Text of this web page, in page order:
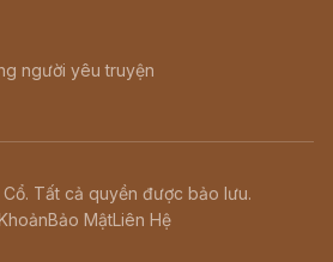
người yêu truyện
Tất cả quyền được bảo lưu.
Bảo MậtLiên Hệ